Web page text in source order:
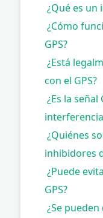
¿Qué es un
¿Cómo
GPS?
¿Está
con el GPS?
¿Es la
¿Quiénes
inhibidores
¿Puede
GPS?
¿Se